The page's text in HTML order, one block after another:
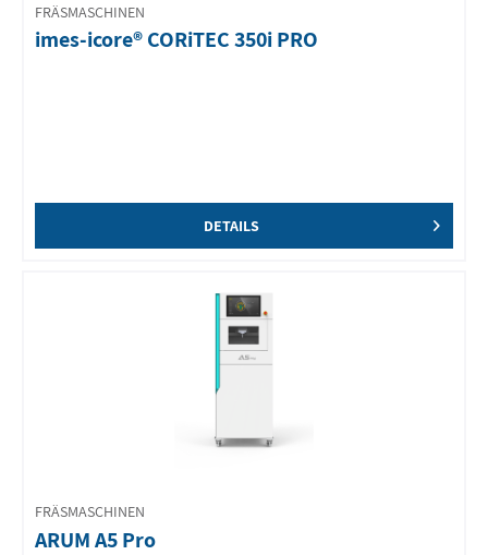
FRÄSMASCHINEN
imes-icore® CORiTEC 350i PRO
DETAILS
FRÄSMASCHINEN
ARUM A5 Pro